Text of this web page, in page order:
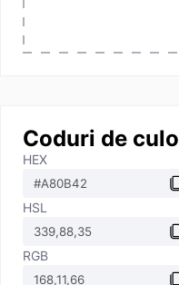
Coduri de
HEX
HSL
RGB